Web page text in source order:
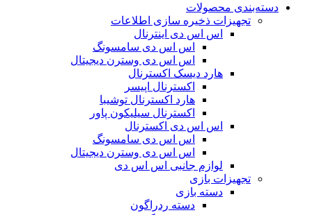
دسته‌بندی محصولات
تجهیزات ذخیره سازی اطلاعات
اس اس دی اینترنال
اس اس دی سامسونگ
اس اس دی وسترن دیجیتال
هارد دیسک اکسترنال
اکسترنال اپیسر
هارد اکسترنال توشیبا
اکسترنال سیلیکون پاور
اس اس دی اکسترنال
اس اس دی سامسونگ
اس اس دی وسترن دیجیتال
لوازم جانبی اس اس دی
تجهیزات بازی
دسته بازی
دسته ردراگون